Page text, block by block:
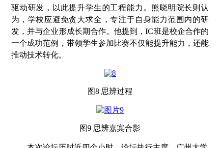
驱动研发，以此提升学生的工程能力。熊晓明院长 则认
为，学校应避免贪大求全，专注于自身能力范围内的研
发，并与企业形成长期合作。他提到，IC班是校企合作的
一个成功范例，带领学生参加比赛不仅能提升能力，还能
推动技术转化。
图8 思辨过程
图9 思辨嘉宾合影